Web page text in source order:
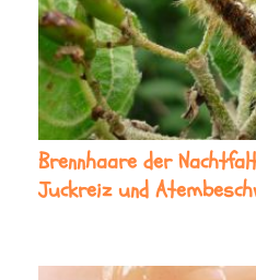
Brennhaare der
Juckreiz und